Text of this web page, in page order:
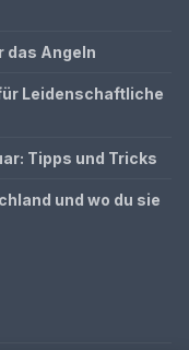
das Angeln
Leidenschaftliche
Tipps und Tricks
und wo du sie